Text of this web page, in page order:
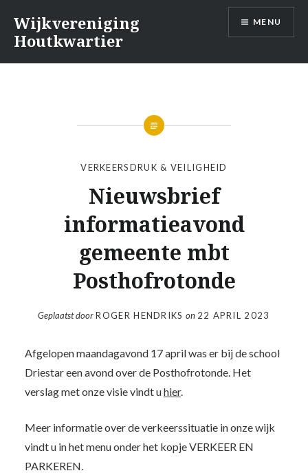
inhoud
Wijkvereniging
Houtkwartier
MENU
VERKEERSDRUK & VEILIGHEID
Nieuwsbrief
informatieavond
gemeente mbt
Posthofrotonde
Geplaatst doorROGER HENDRIKS on 22 APRIL 2023
Afgelopen maandagavond 17 april was er bij de school
Driestar een avond over de Posthofrotonde. Het
verslag met onze visie vindt uhier.
Meer informatie over de verkeerssituatie in onze wijk
vindt u in het menu onder het kopje VERKEER EN
PARKEREN.